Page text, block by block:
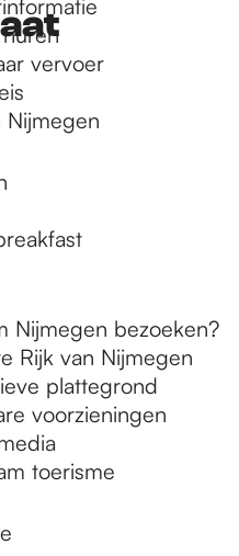
vervoer
Nijmegen
Nijmegen bezoeken?
Rijk van Nijmegen
plattegrond
voorzieningen
toerisme